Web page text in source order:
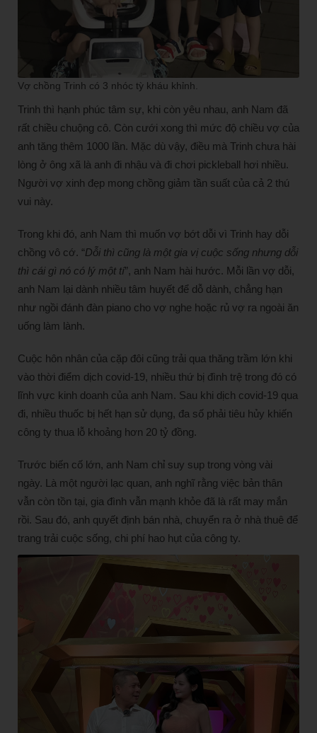
Vợ chồng Trinh có 3 nhóc tỳ kháu khỉnh.
Trinh thì hạnh phúc tâm sự, khi còn yêu nhau, anh Nam đã
rất chiều chuộng cô. Còn cưới xong thì mức độ chiều vợ của
anh tăng thêm 1000 lần. Mặc dù vậy, điều mà Trinh chưa hài
lòng ở ông xã là anh đi nhậu và đi chơi pickleball hơi nhiều.
Người vợ xinh đẹp mong chồng giảm tần suất của cả 2 thú
vui này.
Trong khi đó, anh Nam thì muốn vợ bớt dỗi vì Trinh hay dỗi
chồng vô cớ. “Dỗi thì cũng là một gia vị cuộc sống nhưng dỗi
thì cái gì nó có lý một tí”, anh Nam hài hước. Mỗi lần vợ dỗi,
anh Nam lại dành nhiều tâm huyết để dỗ dành, chẳng hạn
như ngồi đánh đàn piano cho vợ nghe hoặc rủ vợ ra ngoài ăn
uống làm lành.
Cuộc hôn nhân của cặp đôi cũng trải qua thăng trầm lớn khi
vào thời điểm dịch covid-19, nhiều thứ bị đình trệ trong đó có
lĩnh vực kinh doanh của anh Nam. Sau khi dịch covid-19 qua
đi, nhiều thuốc bị hết hạn sử dụng, đa số phải tiêu hủy khiến
công ty thua lỗ khoảng hơn 20 tỷ đồng.
Trước biến cố lớn, anh Nam chỉ suy sụp trong vòng vài
ngày. Là một người lạc quan, anh nghĩ rằng việc bản thân
vẫn còn tồn tại, gia đình vẫn mạnh khỏe đã là rất may mắn
rồi. Sau đó, anh quyết định bán nhà, chuyển ra ở nhà thuê để
trang trải cuộc sống, chi phí hao hụt của công ty.